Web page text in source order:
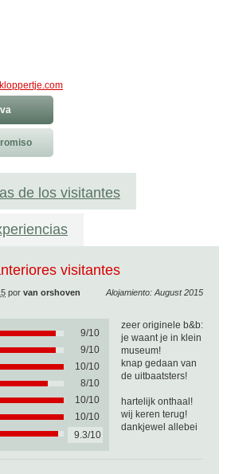
de los visitantes
visitantes
Alojamiento: August 2015
por van orshoven
9/10
9/10
10/10
8/10
10/10
10/10
9.3/10
zeer originele b&b:
je waant je in klein
museum!
knap gedaan van
de uitbaatsters!
hartelijk onthaal!
wij keren terug!
dankjewel allebei